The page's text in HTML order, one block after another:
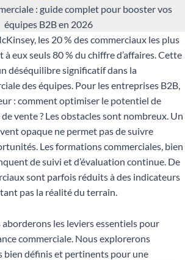
: guide complet pour booster vos
équipes B2B en 2026
les 20 % des commerciaux les plus
eux seuls 80 % du chiffre d’affaires. Cette
déséquilibre significatif dans la
des équipes. Pour les entreprises B2B,
: comment optimiser le potentiel de
de vente ? Les obstacles sont nombreux. Un
opaque ne permet pas de suivre
Les formations commerciales, bien
de suivi et d’évaluation continue. De
sont parfois réduits à des indicateurs
pas la réalité du terrain.
les leviers essentiels pour
commerciale. Nous explorerons
bien définis et pertinents pour une